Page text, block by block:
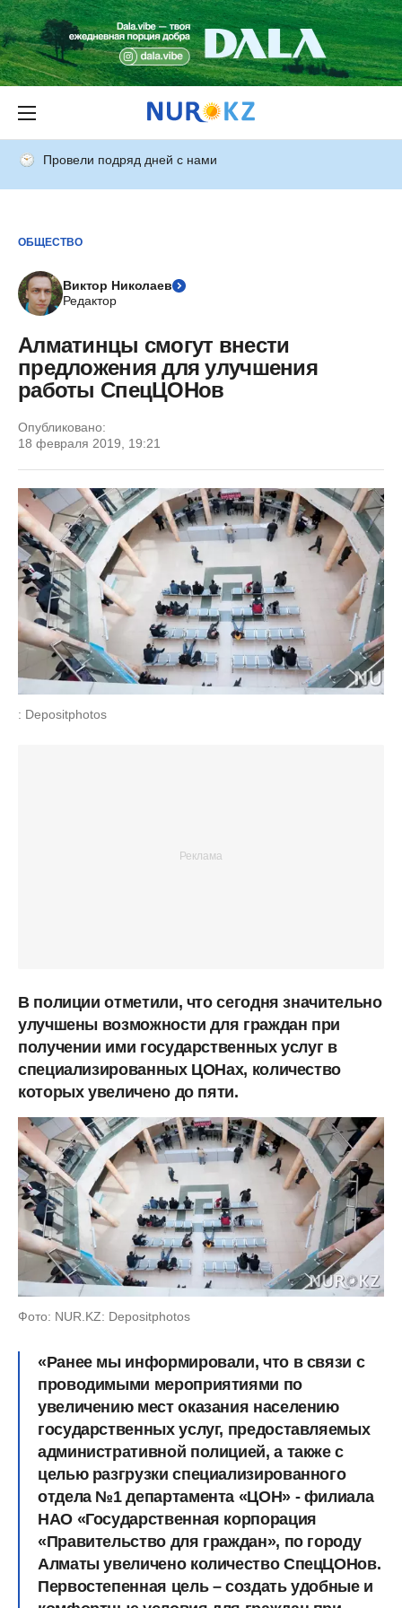
Провели подряд дней с нами
ОБЩЕСТВО
Виктор Николаев
Редактор
Алматинцы смогут внести
предложения для улучшения
работы СпецЦОНов
Опубликовано:
18 февраля 2019, 19:21
: Depositphotos
В полиции отметили, что сегодня значительно
улучшены возможности для граждан при
получении ими государственных услуг в
специализированных ЦОНах, количество
которых увеличено до пяти.
Фото: NUR.KZ: Depositphotos
«Ранее мы информировали, что в связи с
проводимыми мероприятиями по
увеличению мест оказания населению
государственных услуг, предоставляемых
административной полицией, а также с
целью разгрузки специализированного
отдела №1 департамента «ЦОН» - филиала
НАО «Государственная корпорация
«Правительство для граждан», по городу
Алматы увеличено количество СпецЦОНов.
Первостепенная цель – создать удобные и